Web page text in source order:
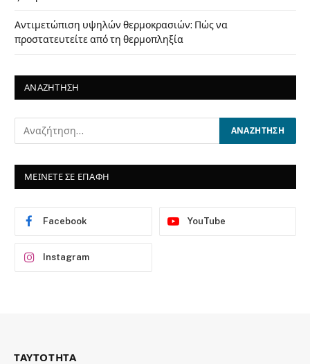
Αντιμετώπιση υψηλών θερμοκρασιών: Πώς να
προστατευτείτε από τη θερμοπληξία
ΑΝΑΖΗΤΗΣΗ
ΜΕΙΝΕΤΕ ΣΕ ΕΠΑΦΗ
Facebook YouTube
Instagram
ΤΑΥΤΟΤΗΤΑ